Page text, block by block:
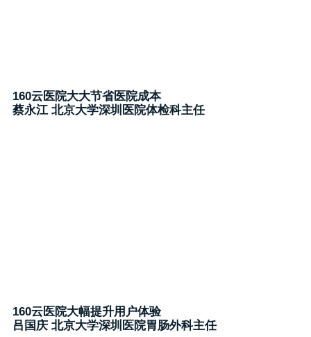
160云医院大大节省医院成本
蔡永江 北京大学深圳医院体检科主任
160云医院大幅提升用户体验
吕国庆 北京大学深圳医院胃肠外科主任